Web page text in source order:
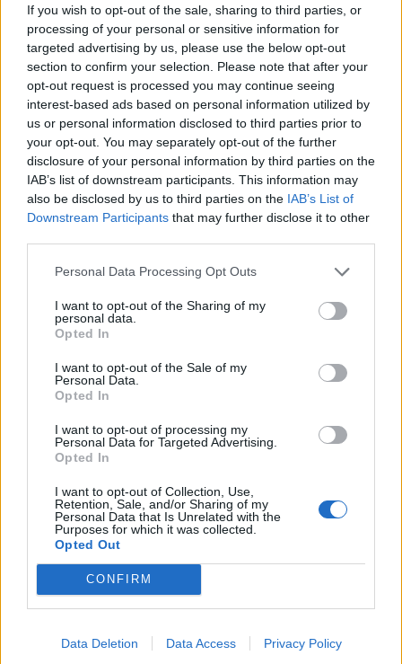
If you wish to opt-out of the sale, sharing to third parties, or
processing of your personal or sensitive information for
targeted advertising by us, please use the below opt-out
section to confirm your selection. Please note that after your
opt-out request is processed you may continue seeing
interest-based ads based on personal information utilized by
us or personal information disclosed to third parties prior to
your opt-out. You may separately opt-out of the further
disclosure of your personal information by third parties on the
IAB’s list of downstream participants. This information may
also be disclosed by us to third parties on the IAB’s List of
Downstream Participants that may further disclose it to other
Personal Data Processing Opt Outs
I want to opt-out of the Sharing of my
personal data.
Opted In
I want to opt-out of the Sale of my
Personal Data.
Opted In
I want to opt-out of processing my
Personal Data for Targeted Advertising.
Opted In
I want to opt-out of Collection, Use,
Retention, Sale, and/or Sharing of my
Personal Data that Is Unrelated with the
Purposes for which it was collected.
Opted Out
CONFIRM
Data Deletion Data Access Privacy Policy
vincula patrimoni, turisme i
gastronomia
6 d'agost de 2026
Els vestits de paper guanyen força
enguany amb més modistes i gairebé
40 peces a concurs
31 de juliol de 2026
“L’eclipsi serà una oportunitat també
per a gaudir de les Festes Majors
Carrega més
Running Sèries Terres de l’Ebre
09 maig 2026